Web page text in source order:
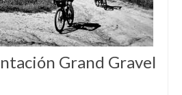
Grand Gravel